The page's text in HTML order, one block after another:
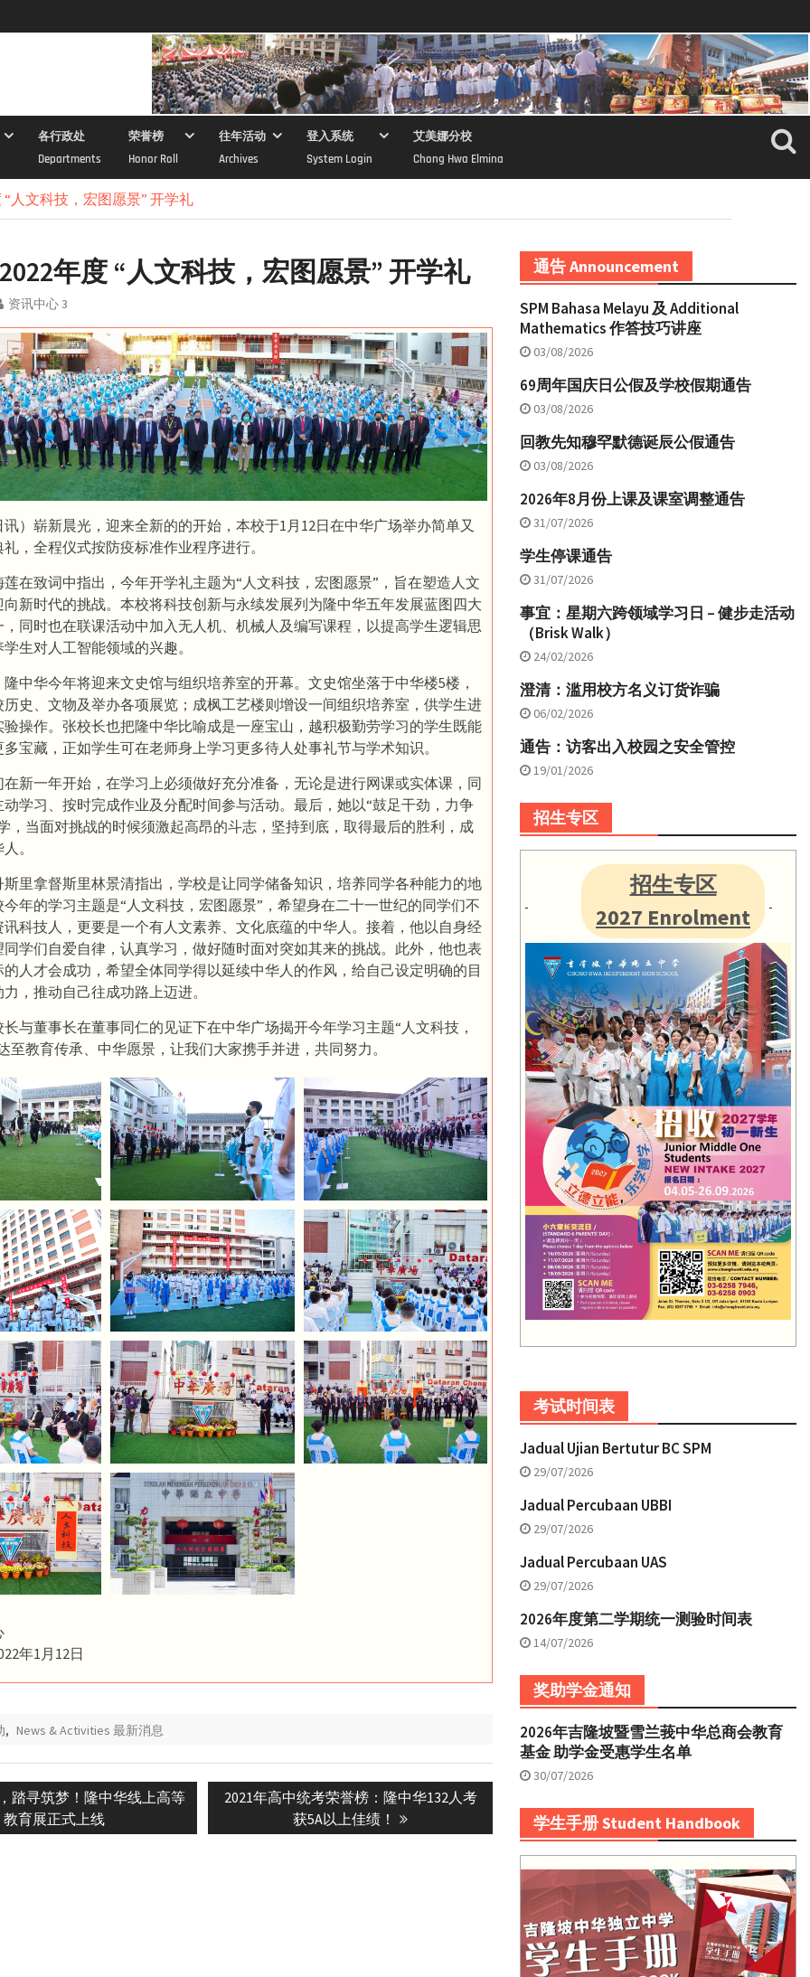
各行政处
Departments
荣誉榜
Honor Roll
往年活动
Archives
登入系统
System Login
艾美娜分校
Chong Hwa Elmina
“人文科技，宏图愿景” 开学礼
年度 “人文科技，宏图愿景” 开学礼
资讯中心 3
讯）崭新晨光，迎来全新的的开始，本校于1月12日在中华广场举办简单又
，全程仪式按防疫标准作业程序进行。
在致词中指出，今年开学礼主题为“人文科技，宏图愿景”，旨在塑造人文
新时代的挑战。本校将科技创新与永续发展列为隆中华五年发展蓝图四大
同时也在联课活动中加入无人机、机械人及编写课程，以提高学生逻辑思
生对人工智能领域的兴趣。
中华今年将迎来文史馆与组织培养室的开幕。文史馆坐落于中华楼5楼，
史、文物及举办各项展览；成枫工艺楼则增设一间组织培养室，供学生进
操作。张校长也把隆中华比喻成是一座宝山，越积极勤劳学习的学生既能
宝藏，正如学生可在老师身上学习更多待人处事礼节与学术知识。
新一年开始，在学习上必须做好充分准备，无论是进行网课或实体课，同
学习、按时完成作业及分配时间参与活动。最后，她以“鼓足干劲，力争
，当面对挑战的时候须激起高昂的斗志，坚持到底，取得最后的胜利，成
。
里拿督斯里林景清指出，学校是让同学储备知识，培养同学各种能力的地
年的学习主题是“人文科技，宏图愿景”，希望身在二十一世纪的同学们不
科技人，更要是一个有人文素养、文化底蕴的中华人。接着，他以自身经
学们自爱自律，认真学习，做好随时面对突如其来的挑战。此外，他也表
人才会成功，希望全体同学得以延续中华人的作风，给自己设定明确的目
，推动自己往成功路上迈进。
与董事长在董事同仁的见证下在中华广场揭开今年学习主题“人文科技，
至教育传承、中华愿景，让我们大家携手并进，共同努力。
年1月12日
, News & Activities 最新消息
踏寻筑梦！隆中华线上高等
教育展正式上线
Next
2021年高中统考荣誉榜：隆中华132人考
获5A以上佳绩！
通告 Announcement
SPM Bahasa Melayu 及 Additional
Mathematics 作答技巧讲座
03/08/2026
69周年国庆日公假及学校假期通告
03/08/2026
回教先知穆罕默德诞辰公假通告
03/08/2026
2026年8月份上课及课室调整通告
31/07/2026
学生停课通告
31/07/2026
事宜：星期六跨领域学习日 – 健步走活动
（Brisk Walk）
24/02/2026
澄清：滥用校方名义订货诈骗
06/02/2026
通告：访客出入校园之安全管控
19/01/2026
招生专区
招生专区
2027 Enrolment
考试时间表
Jadual Ujian Bertutur BC SPM
29/07/2026
Jadual Percubaan UBBI
29/07/2026
Jadual Percubaan UAS
29/07/2026
2026年度第二学期统一测验时间表
14/07/2026
奖助学金通知
2026年吉隆坡暨雪兰莪中华总商会教育
基金 助学金受惠学生名单
30/07/2026
学生手册 Student Handbook